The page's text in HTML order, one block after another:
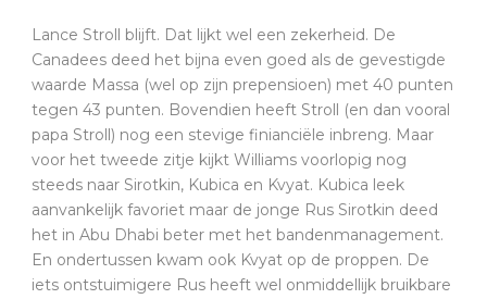
Lance Stroll blijft. Dat lijkt wel een zekerheid. De
Canadees deed het bijna even goed als de gevestigde
waarde Massa (wel op zijn prepensioen) met 40 punten
tegen 43 punten. Bovendien heeft Stroll (en dan vooral
papa Stroll) nog een stevige finianciële inbreng. Maar
voor het tweede zitje kijkt Williams voorlopig nog
steeds naar Sirotkin, Kubica en Kvyat. Kubica leek
aanvankelijk favoriet maar de jonge Rus Sirotkin deed
het in Abu Dhabi beter met het bandenmanagement.
En ondertussen kwam ook Kvyat op de proppen. De
iets ontstuimigere Rus heeft wel onmiddellijk bruikbare